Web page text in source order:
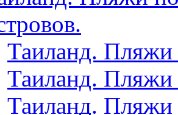
Таиланд. Пляжи
Таиланд.
Таиланд. Пляжи